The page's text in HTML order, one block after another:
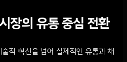
장의 유통 중심 전환
적 혁신을 넘어 실제적인 유통과 채